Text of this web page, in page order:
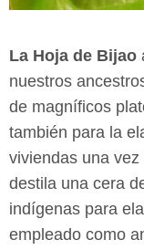
La Hoja de Bijao
nuestros
de magníficos
también para la
viviendas una
destila una cera
indígenas para
empleado como